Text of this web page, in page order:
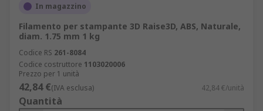
In magazzino
Filamento per stampante 3D Raise3D, ABS, Naturale,
diam. 1.75 mm 1 kg
Codice RS 261-8084
Codice costruttore 1103020006
Prezzo per 1 unità
42,84 €(IVA esclusa) 42,84 €/unità
Quantità